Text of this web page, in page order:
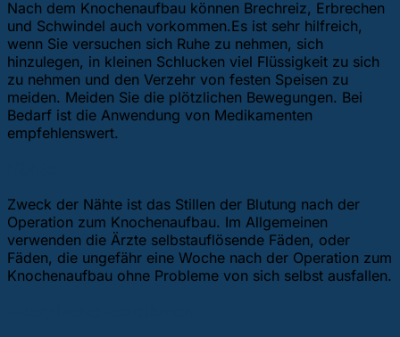
Nach dem Knochenaufbau können Brechreiz, Erbrechen
und Schwindel auch vorkommen.Es ist sehr hilfreich,
wenn Sie versuchen sich Ruhe zu nehmen, sich
hinzulegen, in kleinen Schlucken viel Flüssigkeit zu sich
zu nehmen und den Verzehr von festen Speisen zu
meiden. Meiden Sie die plötzlichen Bewegungen. Bei
Bedarf ist die Anwendung von Medikamenten
empfehlenswert.
Zweck der Nähte ist das Stillen der Blutung nach der
Operation zum Knochenaufbau. Im Allgemeinen
verwenden die Ärzte selbstauflösende Fäden, oder
Fäden, die ungefähr eine Woche nach der Operation zum
Knochenaufbau ohne Probleme von sich selbst ausfallen.